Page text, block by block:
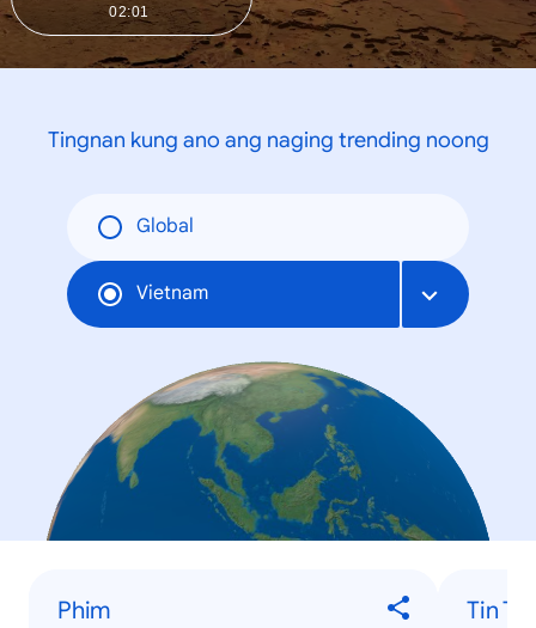
02:01
Tingnan kung ano ang naging trending noong
Global
Vietnam
Phim
Tin